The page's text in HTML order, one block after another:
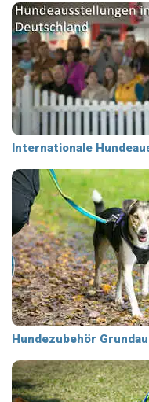
Internationale
Hundezubehör